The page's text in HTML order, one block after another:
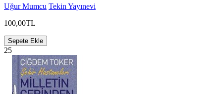
Uğur Mumcu Tekin Yayınevi
100,00TL
Sepete Ekle
25